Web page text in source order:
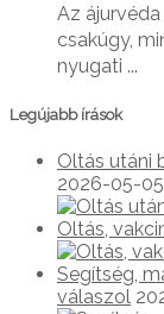
Az
csakúgy,
nyugati ...
Legújabb írások
Oltás utáni
2026-05-05
Oltás,
Segítség,
válaszol